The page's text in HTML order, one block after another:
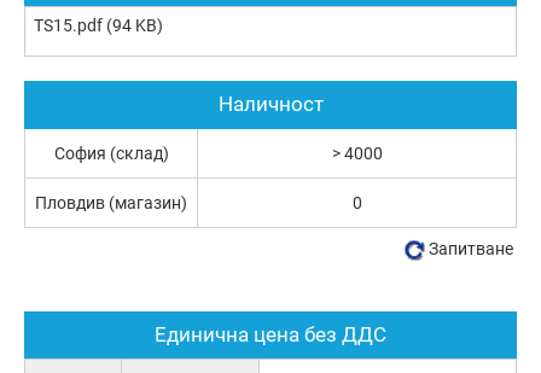
TS15.pdf (94 KB)
Единична цена без ДДС
Наличност
София (склад) > 4000
Пловдив (магазин) 0
Запитване